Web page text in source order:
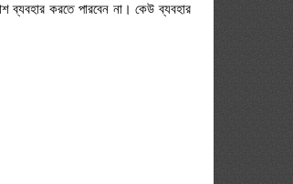
ব্যবহার করতে পারবেন না। কেউ ব্যবহার